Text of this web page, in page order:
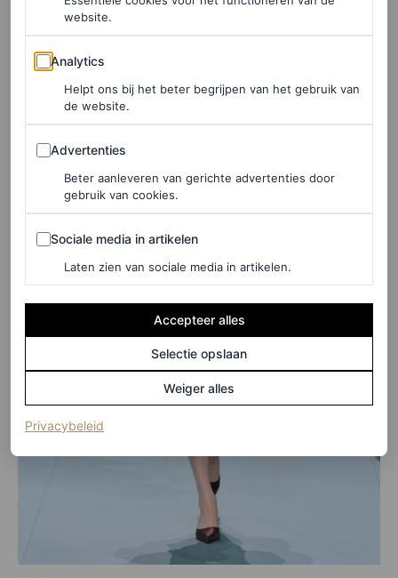
website.
Analytics
Analytics
Helpt ons bij het beter begrijpen van het gebruik van
de website.
Advertenties
Advertenties
Beter aanleveren van gerichte advertenties door
gebruik van cookies.
Sociale media in artikelen
Sociale media in artikelen
Laten zien van sociale media in artikelen.
Accepteer alles
Selectie opslaan
Weiger alles
Privacybeleid